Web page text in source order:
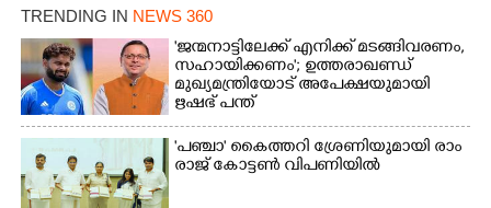
TRENDING IN NEWS 360
'ജന്മനാട്ടിലേക്ക് എനിക്ക് മടങ്ങിവരണം,
സഹായിക്കണം'; ഉത്തരാഖണ്ഡ്
മുഖ്യമന്ത്രിയോട് അപേക്ഷയുമായി
ഋഷഭ് പന്ത്
'​പ​ഞ്ചാ​'​ ​കൈ​ത്ത​റി​ ​ശ്രേ​ണി​യു​മാ​യി​ ​രാം​
രാ​ജ് ​കോ​ട്ടൺ വിപണിയിൽ